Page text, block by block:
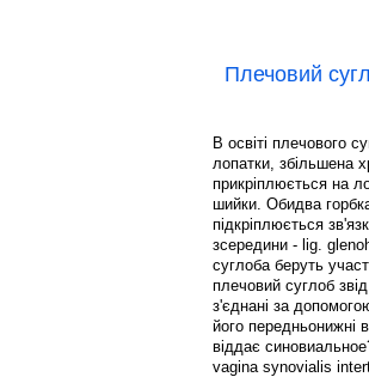
Плечовий
В освіті плечового
лопатки, збільшена
прикріплюється на
шийки. Обидва
підкріплюється
зсередини - lig.
суглоба беруть
плечовий суглоб
з'єднані за
його передньонижні
віддає
vagina synovialis